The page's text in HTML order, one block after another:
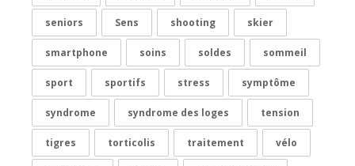
seniors Sens shooting skier
smartphone soins soldes sommeil
sport sportifs stress symptôme
syndrome syndrome des loges tension
tigres torticolis traitement vélo